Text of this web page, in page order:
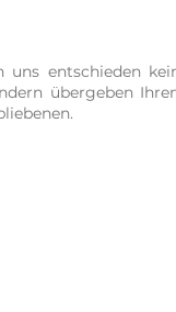
uns entschieden
übergeben